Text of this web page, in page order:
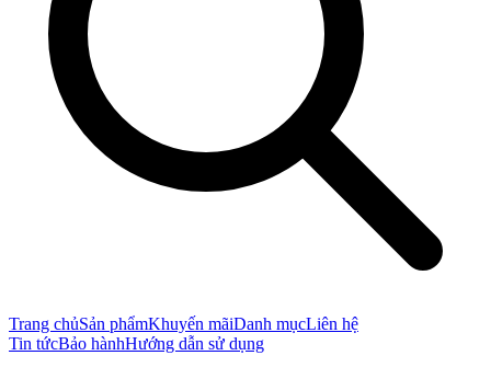
Trang chủSản phẩmKhuyến mãiDanh mụcLiên hệ
Tin tứcBảo hànhHướng dẫn sử dụng